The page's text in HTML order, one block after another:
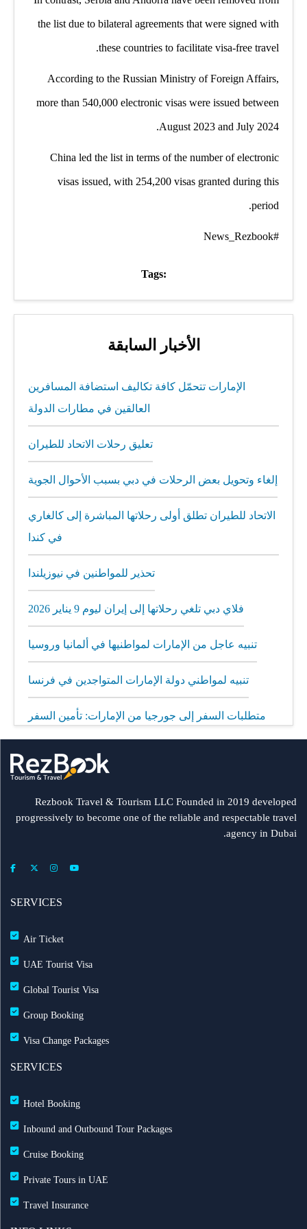
the list due to bilateral agreements that were signed with
these countries to facilitate visa-free travel.
According to the Russian Ministry of Foreign Affairs,
more than 540,000 electronic visas were issued between
August 2023 and July 2024.
China led the list in terms of the number of electronic
visas issued, with 254,200 visas granted during this
period.
#News_Rezbook
Tags:
الأخبار السابقة
الإمارات تتحمّل كافة تكاليف استضافة المسافرين
العالقين في مطارات الدولة
تعليق رحلات الاتحاد للطيران
إلغاء وتحويل بعض الرحلات في دبي بسبب الأحوال الجوية
الاتحاد للطيران تطلق أولى رحلاتها المباشرة إلى كالغاري
في كندا
تحذير للمواطنين في نيوزيلندا
فلاي دبي تلغي رحلاتها إلى إيران ليوم 9 يناير 2026
تنبيه عاجل من الإمارات لمواطنيها في ألمانيا وروسيا
تنبيه لمواطني دولة الإمارات المتواجدين في فرنسا
متطلبات السفر إلى جورجيا من الإمارات: تأمين السفر
إلزامي
مطار الشارقة يطلق رحلات مباشرة إلى ميونيخ عبر
فلاي دبي: تأخير بعض الرحلات بسبب الأحوال الجوية
عرض طيران الإمارات إلى دبي | عشاء بحري وزيارة فنية
طيران الإمارات تشغّل رحلاتها إلى بغداد
طيران الإمارات تطلق بطاقة إيميريتس آسيا باس لرحلات
متعددة
رحلات الشارقة إلى لندن مباشرة مع العربية للطيران
Rezbook Travel & Tourism LLC Founded in 2019 developed
progressively to become one of the reliable and respectable travel
agency in Dubai.
SERVICES
Air Ticket
UAE Tourist Visa
Global Tourist Visa
Group Booking
Visa Change Packages
SERVICES
Hotel Booking
Inbound and Outbound Tour Packages
Cruise Booking
Private Tours in UAE
Travel Insurance